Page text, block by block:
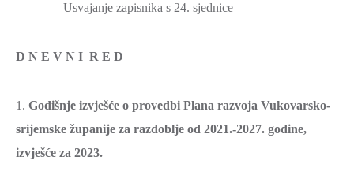
– Usvajanje zapisnika s 24. sjednice
D N E V N I R E D
1. Godišnje izvješće o provedbi Plana razvoja Vukovarsko-
srijemske županije za razdoblje od 2021.-2027. godine,
izvješće za 2023.